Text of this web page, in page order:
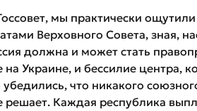
мы практически ощутили
Верховного Совета, зная,
должна и может стать
Украине, и бессилие центра,
что никакого
решает. Каждая республика